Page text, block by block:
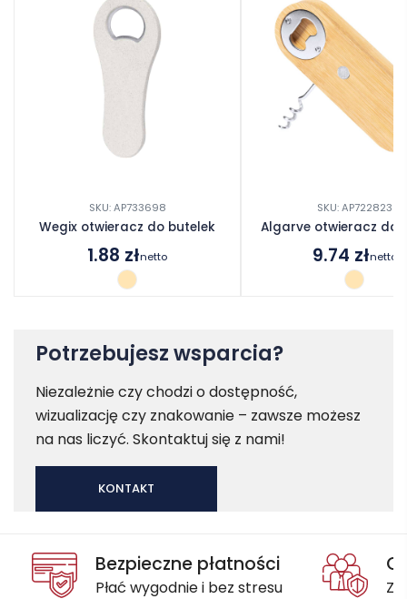
SKU: AP733698
Wegix otwieracz do butelek
1.88 złnetto
SKU: AP722823
Algarve otwieracz do
9.74 złnetto
Potrzebujesz wsparcia?
Niezależnie czy chodzi o dostępność,
wizualizację czy znakowanie – zawsze możesz
na nas liczyć. Skontaktuj się z nami!
KONTAKT
Bezpieczne płatności
Płać wygodnie i bez stresu